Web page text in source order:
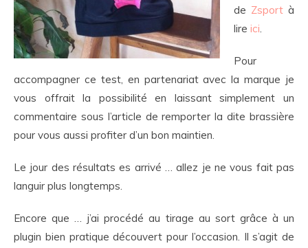
de Zsport à
lire ici.
Pour
accompagner ce test, en partenariat avec la marque je
vous offrait la possibilité en laissant simplement un
commentaire sous l’article de remporter la dite brassière
pour vous aussi profiter d’un bon maintien.
Le jour des résultats es arrivé … allez je ne vous fait pas
languir plus longtemps.
Encore que … j’ai procédé au tirage au sort grâce à un
plugin bien pratique découvert pour l’occasion. Il s’agit de